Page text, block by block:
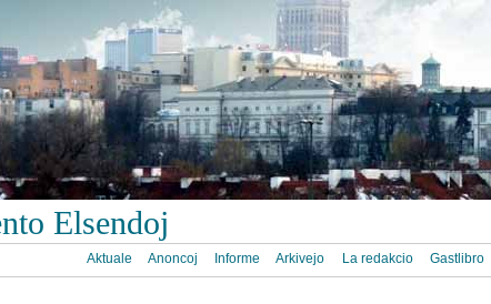
Elsendoj
Aktuale Anoncoj Informe Arkivejo La redakcio Gastlibro